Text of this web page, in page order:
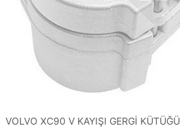
VOLVO XC90 V KAYIŞI GERGİ KÜTÜĞÜ